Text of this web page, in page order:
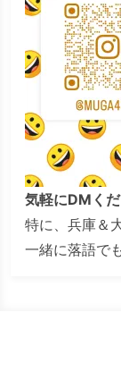
気軽にDMく
特に、兵庫＆
一緒に落語で